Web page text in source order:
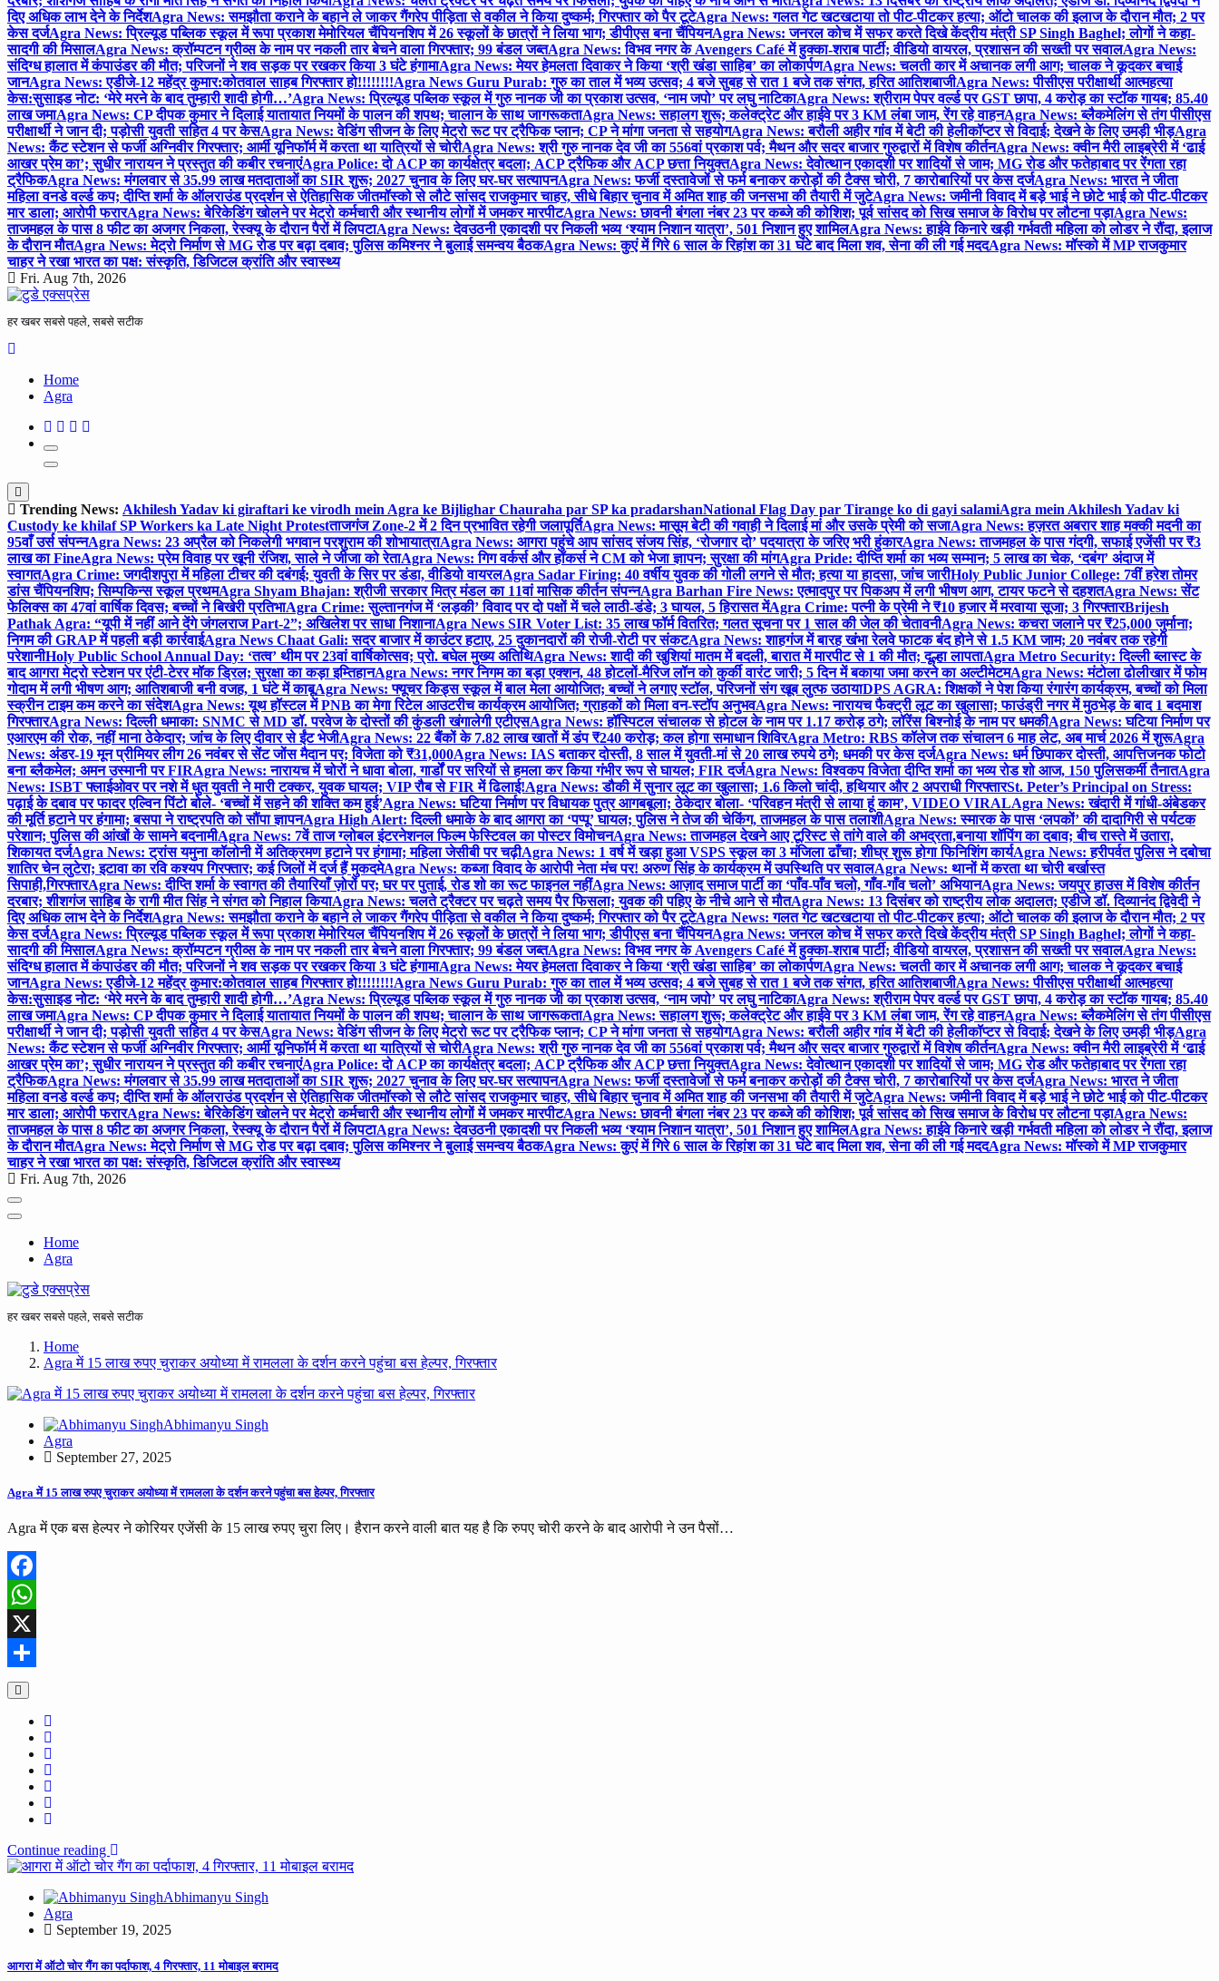
दिए अधिक लाभ देने के निर्देशAgra News: समझौता कराने के बहाने ले जाकर गैंगरेप पीड़िता से वकील ने किया दुष्कर्म; गिरफ्तार को पैर टूटेAgra News: गलत गेट खटखटाया तो पीट-पीटकर हत्या; ऑटो चालक की इलाज के दौरान मौत; 2 पर
केस दर्जAgra News: प्रिल्यूड पब्लिक स्कूल में रूपा प्रकाश मेमोरियल चैंपियनशिप में 26 स्कूलों के छात्रों ने लिया भाग; डीपीएस बना चैंपियनAgra News: जनरल कोच में सफर करते दिखे केंद्रीय मंत्री SP Singh Baghel; लोगों ने कहा-
सादगी की मिसालAgra News: क्रॉम्पटन ग्रीव्स के नाम पर नकली तार बेचने वाला गिरफ्तार; 99 बंडल जब्तAgra News: विभव नगर के Avengers Café में हुक्का-शराब पार्टी; वीडियो वायरल, प्रशासन की सख्ती पर सवालAgra News:
संदिग्ध हालात में कंपाउंडर की मौत; परिजनों ने शव सड़क पर रखकर किया 3 घंटे हंगामाAgra News: मेयर हेमलता दिवाकर ने किया ‘श्री खंडा साहिब’ का लोकार्पणAgra News: चलती कार में अचानक लगी आग; चालक ने कूदकर बचाई
जानAgra News: एडीजे-12 महेंद्र कुमार:कोतवाल साहब गिरफ्तार हो!!!!!!!!Agra News Guru Purab: गुरु का ताल में भव्य उत्सव; 4 बजे सुबह से रात 1 बजे तक संगत, हरित आतिशबाजीAgra News: पीसीएस परीक्षार्थी आत्महत्या
केस:सुसाइड नोट: ‘मेरे मरने के बाद तुम्हारी शादी होगी…’Agra News: प्रिल्यूड पब्लिक स्कूल में गुरु नानक जी का प्रकाश उत्सव, ‘नाम जपो’ पर लघु नाटिकाAgra News: श्रीराम पेपर वर्ल्ड पर GST छापा, 4 करोड़ का स्टॉक गायब; 85.40
लाख जमाAgra News: CP दीपक कुमार ने दिलाई यातायात नियमों के पालन की शपथ; चालान के साथ जागरूकताAgra News: सहालग शुरू; कलेक्ट्रेट और हाईवे पर 3 KM लंबा जाम, रेंग रहे वाहनAgra News: ब्लैकमेलिंग से तंग पीसीएस
परीक्षार्थी ने जान दी; पड़ोसी युवती सहित 4 पर केसAgra News: वेडिंग सीजन के लिए मेट्रो रूट पर ट्रैफिक प्लान; CP ने मांगा जनता से सहयोगAgra News: बरौली अहीर गांव में बेटी की हेलीकॉप्टर से विदाई; देखने के लिए उमड़ी भीड़Agra
News: कैंट स्टेशन से फर्जी अग्निवीर गिरफ्तार; आर्मी यूनिफॉर्म में करता था यात्रियों से चोरीAgra News: श्री गुरु नानक देव जी का 556वां प्रकाश पर्व; मैथन और सदर बाजार गुरुद्वारों में विशेष कीर्तनAgra News: क्वीन मैरी लाइब्रेरी में ‘ढाई
आखर प्रेम का’; सुधीर नारायन ने प्रस्तुत की कबीर रचनाएंAgra Police: दो ACP का कार्यक्षेत्र बदला; ACP ट्रैफिक और ACP छत्ता नियुक्तAgra News: देवोत्थान एकादशी पर शादियों से जाम; MG रोड और फतेहाबाद पर रेंगता रहा
ट्रैफिकAgra News: मंगलवार से 35.99 लाख मतदाताओं का SIR शुरू; 2027 चुनाव के लिए घर-घर सत्यापनAgra News: फर्जी दस्तावेजों से फर्म बनाकर करोड़ों की टैक्स चोरी, 7 कारोबारियों पर केस दर्जAgra News: भारत ने जीता
महिला वनडे वर्ल्ड कप; दीप्ति शर्मा के ऑलराउंड प्रदर्शन से ऐतिहासिक जीतमॉस्को से लौटे सांसद राजकुमार चाहर, सीधे बिहार चुनाव में अमित शाह की जनसभा की तैयारी में जुटेAgra News: जमीनी विवाद में बड़े भाई ने छोटे भाई को पीट-पीटकर
मार डाला; आरोपी फरारAgra News: बेरिकेडिंग खोलने पर मेट्रो कर्मचारी और स्थानीय लोगों में जमकर मारपीटAgra News: छावनी बंगला नंबर 23 पर कब्जे की कोशिश; पूर्व सांसद को सिख समाज के विरोध पर लौटना पड़ाAgra News:
ताजमहल के पास 8 फीट का अजगर निकला, रेस्क्यू के दौरान पैरों में लिपटाAgra News: देवउठनी एकादशी पर निकली भव्य ‘श्याम निशान यात्रा’, 501 निशान हुए शामिलAgra News: हाईवे किनारे खड़ी गर्भवती महिला को लोडर ने रौंदा, इलाज
के दौरान मौतAgra News: मेट्रो निर्माण से MG रोड पर बढ़ा दबाव; पुलिस कमिश्नर ने बुलाई समन्वय बैठकAgra News: कुएं में गिरे 6 साल के रिहांश का 31 घंटे बाद मिला शव, सेना की ली गई मददAgra News: मॉस्को में MP राजकुमार
चाहर ने रखा भारत का पक्ष: संस्कृति, डिजिटल क्रांति और स्वास्थ्य
Fri. Aug 7th, 2026
हर खबर सबसे पहले, सबसे सटीक
Home
Agra
Trending News: Akhilesh Yadav ki giraftari ke virodh mein Agra ke Bijlighar Chauraha par SP ka pradarshanNational Flag Day par Tirange ko di gayi salamiAgra mein Akhilesh Yadav ki
Custody ke khilaf SP Workers ka Late Night Protestताजगंज Zone-2 में 2 दिन प्रभावित रहेगी जलापूर्तिAgra News: मासूम बेटी की गवाही ने दिलाई मां और उसके प्रेमी को सजाAgra News: हज़रत अबरार शाह मक्की मदनी का
95वाँ उर्स संपन्नAgra News: 23 अप्रैल को निकलेगी भगवान परशुराम की शोभायात्राAgra News: आगरा पहुंचे आप सांसद संजय सिंह, ‘रोजगार दो’ पदयात्रा के जरिए भरी हुंकारAgra News: ताजमहल के पास गंदगी, सफाई एजेंसी पर ₹3
लाख का FineAgra News: प्रेम विवाह पर खूनी रंजिश, साले ने जीजा को रेताAgra News: गिग वर्कर्स और हॉकर्स ने CM को भेजा ज्ञापन; सुरक्षा की मांगAgra Pride: दीप्ति शर्मा का भव्य सम्मान; 5 लाख का चेक, ‘दबंग’ अंदाज में
स्वागतAgra Crime: जगदीशपुरा में महिला टीचर की दबंगई; युवती के सिर पर डंडा, वीडियो वायरलAgra Sadar Firing: 40 वर्षीय युवक की गोली लगने से मौत; हत्या या हादसा, जांच जारीHoly Public Junior College: 7वीं हरेश तोमर
डांस चैंपियनशिप; सिम्पकिन्स स्कूल प्रथमAgra Shyam Bhajan: श्रीजी सरकार मित्र मंडल का 11वां मासिक कीर्तन संपन्नAgra Barhan Fire News: एत्मादपुर पर पिकअप में लगी भीषण आग, टायर फटने से दहशतAgra News: सेंट
फेलिक्स का 47वां वार्षिक दिवस; बच्चों ने बिखेरी प्रतिभाAgra Crime: सुल्तानगंज में ‘लड़की’ विवाद पर दो पक्षों में चले लाठी-डंडे; 3 घायल, 5 हिरासत मेंAgra Crime: पत्नी के प्रेमी ने ₹10 हजार में मरवाया सूजा; 3 गिरफ्तारBrijesh
Pathak Agra: “यूपी में नहीं आने देंगे जंगलराज Part-2”; अखिलेश पर साधा निशानाAgra News SIR Voter List: 35 लाख फॉर्म वितरित; गलत सूचना पर 1 साल की जेल की चेतावनीAgra News: कचरा जलाने पर ₹25,000 जुर्माना;
निगम की GRAP में पहली बड़ी कार्रवाईAgra News Chaat Gali: सदर बाजार में काउंटर हटाए, 25 दुकानदारों की रोजी-रोटी पर संकटAgra News: शाहगंज में बारह खंभा रेलवे फाटक बंद होने से 1.5 KM जाम; 20 नवंबर तक रहेगी
परेशानीHoly Public School Annual Day: ‘तत्व’ थीम पर 23वां वार्षिकोत्सव; प्रो. बघेल मुख्य अतिथिAgra News: शादी की खुशियां मातम में बदली, बारात में मारपीट से 1 की मौत; दूल्हा लापताAgra Metro Security: दिल्ली ब्लास्ट के
बाद आगरा मेट्रो स्टेशन पर एंटी-टेरर मॉक ड्रिल; सुरक्षा का कड़ा इम्तिहानAgra News: नगर निगम का बड़ा एक्शन, 48 होटलों-मैरिज लॉन को कुर्की वारंट जारी; 5 दिन में बकाया जमा करने का अल्टीमेटमAgra News: मंटोला ढोलीखार में फोम
गोदाम में लगी भीषण आग; आतिशबाजी बनी वजह, 1 घंटे में काबूAgra News: फ्यूचर किड्स स्कूल में बाल मेला आयोजित; बच्चों ने लगाए स्टॉल, परिजनों संग खूब लुत्फ उठायाDPS AGRA: शिक्षकों ने पेश किया रंगारंग कार्यक्रम, बच्चों को मिला
स्क्रीन टाइम कम करने का संदेशAgra News: यूथ हॉस्टल में PNB का मेगा रिटेल आउटरीच कार्यक्रम आयोजित; ग्राहकों को मिला वन-स्टॉप अनुभवAgra News: नारायच फैक्ट्री लूट का खुलासा; फाउंड्री नगर में मुठभेड़ के बाद 1 बदमाश
गिरफ्तारAgra News: दिल्ली धमाका: SNMC से MD डॉ. परवेज के दोस्तों की कुंडली खंगालेगी एटीएसAgra News: हॉस्पिटल संचालक से होटल के नाम पर 1.17 करोड़ ठगे; लॉरेंस बिश्नोई के नाम पर धमकीAgra News: घटिया निर्माण पर
एआरएम की रोक, नहीं माना ठेकेदार; जांच के लिए दीवार से ईंट भेजीAgra News: 22 बैंकों के 7.82 लाख खातों में डंप ₹240 करोड़; कल होगा समाधान शिविरAgra Metro: RBS कॉलेज तक संचालन 6 माह लेट, अब मार्च 2026 में शुरूAgra
News: अंडर-19 मून प्रीमियर लीग 26 नवंबर से सेंट जोंस मैदान पर; विजेता को ₹31,000Agra News: IAS बताकर दोस्ती, 8 साल में युवती-मां से 20 लाख रुपये ठगे; धमकी पर केस दर्जAgra News: धर्म छिपाकर दोस्ती, आपत्तिजनक फोटो
बना ब्लैकमेल; अमन उस्मानी पर FIRAgra News: नारायच में चोरों ने धावा बोला, गार्डों पर सरियों से हमला कर किया गंभीर रूप से घायल; FIR दर्जAgra News: विश्वकप विजेता दीप्ति शर्मा का भव्य रोड शो आज, 150 पुलिसकर्मी तैनातAgra
News: ISBT फ्लाईओवर पर नशे में धुत युवती ने मारी टक्कर, युवक घायल; VIP रौब से FIR में ढिलाई!Agra News: डौकी में सुनार लूट का खुलासा; 1.6 किलो चांदी, हथियार और 2 अपराधी गिरफ्तारSt. Peter’s Principal on Stress:
पढ़ाई के दबाव पर फादर एल्विन पिंटो बोले- ‘बच्चों में सहने की शक्ति कम हुई’Agra News: घटिया निर्माण पर विधायक पुत्र आगबबूला; ठेकेदार बोला- ‘परिवहन मंत्री से लाया हूं काम’, VIDEO VIRALAgra News: खंदारी में गांधी-अंबेडकर
की मूर्ति हटाने पर हंगामा; बसपा ने राष्ट्रपति को सौंपा ज्ञापनAgra High Alert: दिल्ली धमाके के बाद आगरा का ‘पप्पू’ घायल; पुलिस ने तेज की चेकिंग, ताजमहल के पास तलाशीAgra News: स्मारक के पास ‘लपकों’ की दादागिरी से पर्यटक
परेशान; पुलिस की आंखों के सामने बदनामीAgra News: 7वें ताज ग्लोबल इंटरनेशनल फिल्म फेस्टिवल का पोस्टर विमोचनAgra News: ताजमहल देखने आए टूरिस्ट से तांगे वाले की अभद्रता,बनाया शॉपिंग का दबाव; बीच रास्ते में उतारा,
शिकायत दर्जAgra News: ट्रांस यमुना कॉलोनी में अतिक्रमण हटाने पर हंगामा; महिला जेसीबी पर चढ़ीAgra News: 1 वर्ष में खड़ा हुआ VSPS स्कूल का 3 मंजिला ढाँचा; शीघ्र शुरू होगा फिनिशिंग कार्यAgra News: हरीपर्वत पुलिस ने दबोचा
शातिर चेन लुटेरा; इटावा का रवि कश्यप गिरफ्तार; कई जिलों में दर्ज हैं मुकदमेAgra News: कब्जा विवाद के आरोपी नेता मंच पर! अरुण सिंह के कार्यक्रम में उपस्थिति पर सवालAgra News: थानों में करता था चोरी बर्खास्त
सिपाही,गिरफ्तारAgra News: दीप्ति शर्मा के स्वागत की तैयारियाँ ज़ोरों पर; घर पर पुताई, रोड शो का रूट फाइनल नहींAgra News: आज़ाद समाज पार्टी का ‘पाँव-पाँव चलो, गाँव-गाँव चलो’ अभियानAgra News: जयपुर हाउस में विशेष कीर्तन
दरबार; शीशगंज साहिब के रागी मीत सिंह ने संगत को निहाल कियाAgra News: चलते ट्रैक्टर पर चढ़ते समय पैर फिसला; युवक की पहिए के नीचे आने से मौतAgra News: 13 दिसंबर को राष्ट्रीय लोक अदालत; एडीजे डॉ. दिव्यानंद द्विवेदी ने
दिए अधिक लाभ देने के निर्देशAgra News: समझौता कराने के बहाने ले जाकर गैंगरेप पीड़िता से वकील ने किया दुष्कर्म; गिरफ्तार को पैर टूटेAgra News: गलत गेट खटखटाया तो पीट-पीटकर हत्या; ऑटो चालक की इलाज के दौरान मौत; 2 पर
केस दर्जAgra News: प्रिल्यूड पब्लिक स्कूल में रूपा प्रकाश मेमोरियल चैंपियनशिप में 26 स्कूलों के छात्रों ने लिया भाग; डीपीएस बना चैंपियनAgra News: जनरल कोच में सफर करते दिखे केंद्रीय मंत्री SP Singh Baghel; लोगों ने कहा-
सादगी की मिसालAgra News: क्रॉम्पटन ग्रीव्स के नाम पर नकली तार बेचने वाला गिरफ्तार; 99 बंडल जब्तAgra News: विभव नगर के Avengers Café में हुक्का-शराब पार्टी; वीडियो वायरल, प्रशासन की सख्ती पर सवालAgra News:
संदिग्ध हालात में कंपाउंडर की मौत; परिजनों ने शव सड़क पर रखकर किया 3 घंटे हंगामाAgra News: मेयर हेमलता दिवाकर ने किया ‘श्री खंडा साहिब’ का लोकार्पणAgra News: चलती कार में अचानक लगी आग; चालक ने कूदकर बचाई
जानAgra News: एडीजे-12 महेंद्र कुमार:कोतवाल साहब गिरफ्तार हो!!!!!!!!Agra News Guru Purab: गुरु का ताल में भव्य उत्सव; 4 बजे सुबह से रात 1 बजे तक संगत, हरित आतिशबाजीAgra News: पीसीएस परीक्षार्थी आत्महत्या
केस:सुसाइड नोट: ‘मेरे मरने के बाद तुम्हारी शादी होगी…’Agra News: प्रिल्यूड पब्लिक स्कूल में गुरु नानक जी का प्रकाश उत्सव, ‘नाम जपो’ पर लघु नाटिकाAgra News: श्रीराम पेपर वर्ल्ड पर GST छापा, 4 करोड़ का स्टॉक गायब; 85.40
लाख जमाAgra News: CP दीपक कुमार ने दिलाई यातायात नियमों के पालन की शपथ; चालान के साथ जागरूकताAgra News: सहालग शुरू; कलेक्ट्रेट और हाईवे पर 3 KM लंबा जाम, रेंग रहे वाहनAgra News: ब्लैकमेलिंग से तंग पीसीएस
परीक्षार्थी ने जान दी; पड़ोसी युवती सहित 4 पर केसAgra News: वेडिंग सीजन के लिए मेट्रो रूट पर ट्रैफिक प्लान; CP ने मांगा जनता से सहयोगAgra News: बरौली अहीर गांव में बेटी की हेलीकॉप्टर से विदाई; देखने के लिए उमड़ी भीड़Agra
News: कैंट स्टेशन से फर्जी अग्निवीर गिरफ्तार; आर्मी यूनिफॉर्म में करता था यात्रियों से चोरीAgra News: श्री गुरु नानक देव जी का 556वां प्रकाश पर्व; मैथन और सदर बाजार गुरुद्वारों में विशेष कीर्तनAgra News: क्वीन मैरी लाइब्रेरी में ‘ढाई
आखर प्रेम का’; सुधीर नारायन ने प्रस्तुत की कबीर रचनाएंAgra Police: दो ACP का कार्यक्षेत्र बदला; ACP ट्रैफिक और ACP छत्ता नियुक्तAgra News: देवोत्थान एकादशी पर शादियों से जाम; MG रोड और फतेहाबाद पर रेंगता रहा
ट्रैफिकAgra News: मंगलवार से 35.99 लाख मतदाताओं का SIR शुरू; 2027 चुनाव के लिए घर-घर सत्यापनAgra News: फर्जी दस्तावेजों से फर्म बनाकर करोड़ों की टैक्स चोरी, 7 कारोबारियों पर केस दर्जAgra News: भारत ने जीता
महिला वनडे वर्ल्ड कप; दीप्ति शर्मा के ऑलराउंड प्रदर्शन से ऐतिहासिक जीतमॉस्को से लौटे सांसद राजकुमार चाहर, सीधे बिहार चुनाव में अमित शाह की जनसभा की तैयारी में जुटेAgra News: जमीनी विवाद में बड़े भाई ने छोटे भाई को पीट-पीटकर
मार डाला; आरोपी फरारAgra News: बेरिकेडिंग खोलने पर मेट्रो कर्मचारी और स्थानीय लोगों में जमकर मारपीटAgra News: छावनी बंगला नंबर 23 पर कब्जे की कोशिश; पूर्व सांसद को सिख समाज के विरोध पर लौटना पड़ाAgra News:
ताजमहल के पास 8 फीट का अजगर निकला, रेस्क्यू के दौरान पैरों में लिपटाAgra News: देवउठनी एकादशी पर निकली भव्य ‘श्याम निशान यात्रा’, 501 निशान हुए शामिलAgra News: हाईवे किनारे खड़ी गर्भवती महिला को लोडर ने रौंदा, इलाज
के दौरान मौतAgra News: मेट्रो निर्माण से MG रोड पर बढ़ा दबाव; पुलिस कमिश्नर ने बुलाई समन्वय बैठकAgra News: कुएं में गिरे 6 साल के रिहांश का 31 घंटे बाद मिला शव, सेना की ली गई मददAgra News: मॉस्को में MP राजकुमार
चाहर ने रखा भारत का पक्ष: संस्कृति, डिजिटल क्रांति और स्वास्थ्य
Fri. Aug 7th, 2026
Home
Agra
हर खबर सबसे पहले, सबसे सटीक
Home
Agra में 15 लाख रुपए चुराकर अयोध्या में रामलला के दर्शन करने पहुंचा बस हेल्पर, गिरफ्तार
Abhimanyu Singh
Agra
September 27, 2025
Agra में 15 लाख रुपए चुराकर अयोध्या में रामलला के दर्शन करने पहुंचा बस हेल्पर, गिरफ्तार
Agra में एक बस हेल्पर ने कोरियर एजेंसी के 15 लाख रुपए चुरा लिए। हैरान करने वाली बात यह है कि रुपए चोरी करने के बाद आरोपी ने उन पैसों…
Facebook
WhatsApp
X
Share
Continue reading
Abhimanyu Singh
Agra
September 19, 2025
आगरा में ऑटो चोर गैंग का पर्दाफाश, 4 गिरफ्तार, 11 मोबाइल बरामद